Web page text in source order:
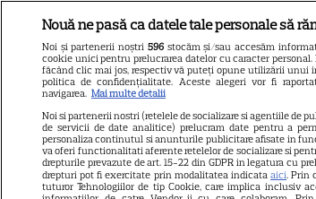
Artista noastră și-a luat Adio
pe Facebook și a murit! Am
aflat chiar acum și nu ne mai
revenim din șoc! Ce i s-a
întâmplat este crunt
Nouă ne pasă ca datele tale personale să
Noi și partenerii noștri 596stocăm și/sau accesăm
cookie unici pentru prelucrarea datelor cu caracter
făcând clic mai jos, respectiv vă puteți opune utilizării unui
politica de confidențialitate. Aceste alegeri vor fi
navigarea. Mai multe detalii
Noi si partenerii nostri (retelele de socializare si agentiile de
de servicii de date analitice) prelucram date pentru a
personaliza continutul si anunturile publicitare afisate in
va oferi functionalitati aferente retelelor de socializare si
drepturile prevazute de art. 15-22 din GDPR in legatura cu
drepturi pot fi exercitate prin modalitatea indicataaici. Prin
tuturor Tehnologiilor de tip Cookie, care implica inclusiv